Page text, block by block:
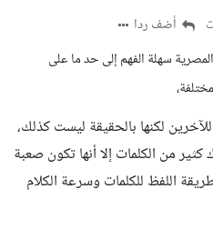
أضف ردا
سهلة الفهم إلى حد ما على
لكنها بالحقيقة ليست كذلك،
من الكلمات إلا أنها تكون صعبة
اللفظ للكلمات وسرعة الكلام